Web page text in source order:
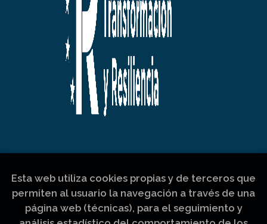
Esta web utiliza cookies propias y de terceros que
permiten al usuario la navegación a través de una
página web (técnicas), para el seguimiento y